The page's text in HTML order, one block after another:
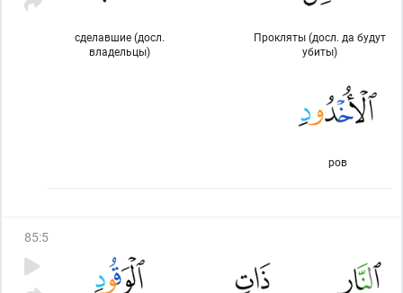
Прокляты (досл. да будут
убиты)
сделавшие (досл.
владельцы)
ров
85:5